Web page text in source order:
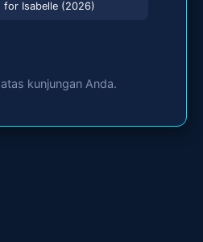
for Isabelle (2026)
kunjungan Anda.